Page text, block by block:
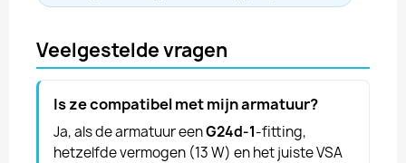
Veelgestelde vragen
Is ze compatibel met mijn armatuur?
Ja, als de armatuur eenG24d-1-fitting,
hetzelfde vermogen (13 W) en het juiste VSA